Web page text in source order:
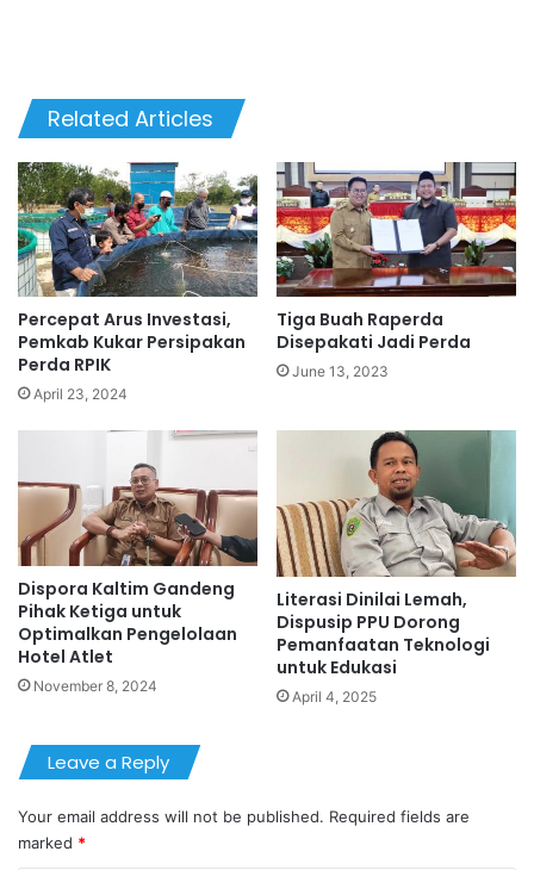
Related Articles
Percepat Arus Investasi,
Pemkab Kukar Persipakan
Perda RPIK
April 23, 2024
Tiga Buah Raperda
Disepakati Jadi Perda
June 13, 2023
Dispora Kaltim Gandeng
Pihak Ketiga untuk
Optimalkan Pengelolaan
Hotel Atlet
November 8, 2024
Literasi Dinilai Lemah,
Dispusip PPU Dorong
Pemanfaatan Teknologi
untuk Edukasi
April 4, 2025
Leave a Reply
Your email address will not be published. Required fields are
marked *